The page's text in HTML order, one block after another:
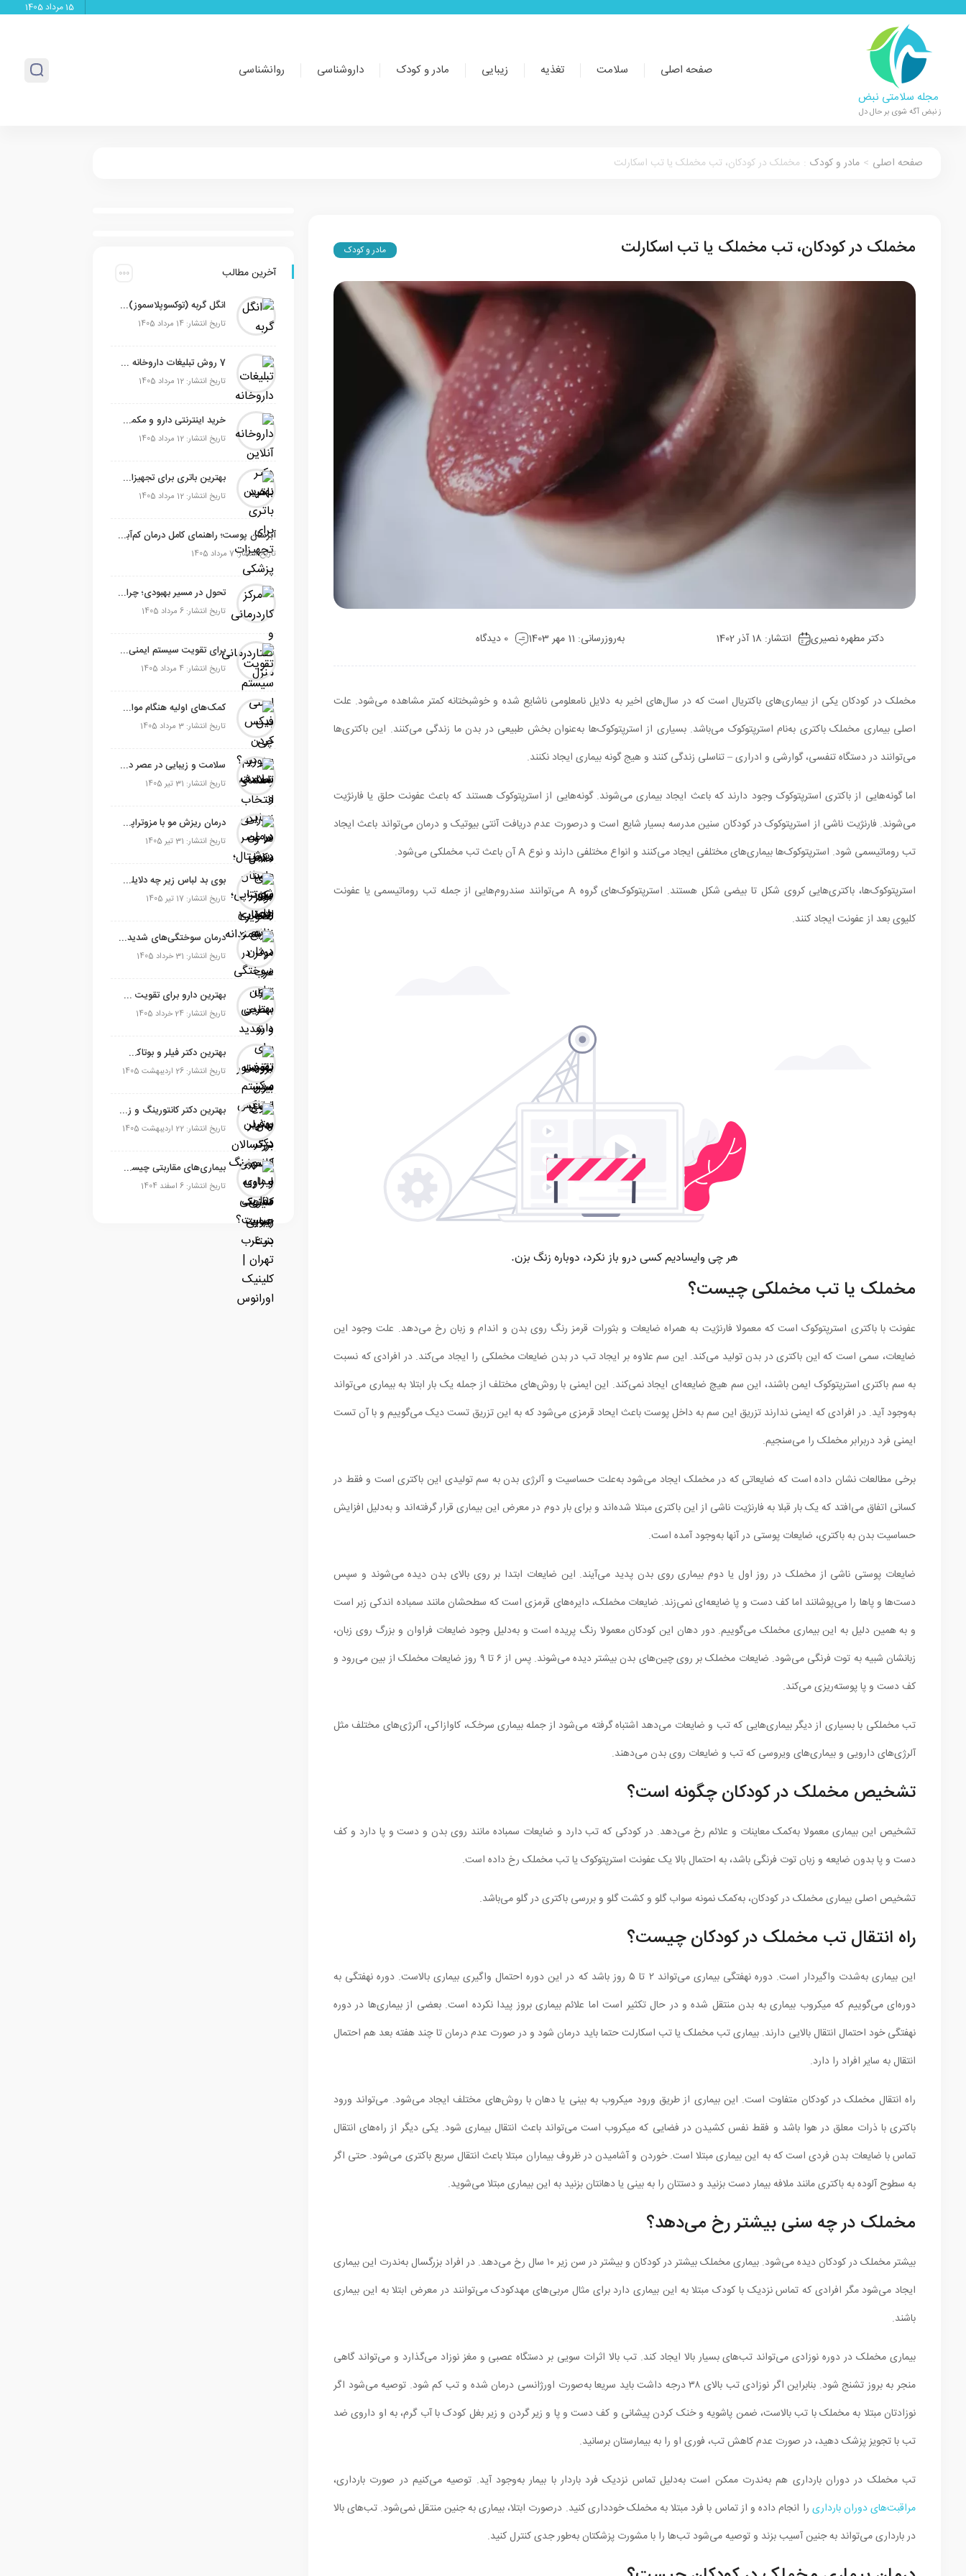
15 مرداد 1405
مجله سلامتی نبض
ز نبض آگه شوی بر حال دل
صفحه اصلی سلامت تغذیه زیبایی مادر و کودک داروشناسی روانشناسی
صفحه اصلی > مادر و کودک : مخملک در کودکان، تب مخملک یا تب اسکارلت
مخملک در کودکان، تب مخملک یا تب اسکارلت مادر و کودک
دکتر مطهره نصیری انتشار: 18 آذر 1402 به‌روزرسانی: 11 مهر 1403 0 دیدگاه
مخملک در کودکان یکی از بیماری‌های باکتریال است که در سال‌های اخیر به دلایل نامعلومی ناشایع شده و خوشبختانه کمتر مشاهده می‌شود. علت
اصلی بیماری مخملک باکتری به‌نام استرپتوکوک می‌باشد. بسیاری از استرپتوکوک‌ها به‌عنوان بخش طبیعی در بدن ما زندگی می‌کنند. این باکتری‌ها
می‌توانند در دستگاه تنفسی، گوارشی و ادراری – تناسلی زندگی کنند و هیج گونه بیماری ایجاد نکنند.
اما گونه‌هایی از باکتری استرپتوکوک وجود دارند که باعث ایجاد بیماری می‌شوند. گونه‌هایی از استرپتوکوک هستند که باعث عفونت حلق یا فارنژیت
می‌شوند. فارنژیت ناشی از استرپتوکوک در کودکان سنین مدرسه بسیار شایع است و درصورت عدم دریافت آنتی بیوتیک و درمان می‌تواند باعث ایجاد
تب روماتیسمی شود. استرپتوکوک‌ها بیماری‌های مختلفی ایجاد می‌کنند و انواع مختلفی دارند و نوع A آن باعث تب مخملکی می‌شود.
استرپتوکوک‌ها، باکتری‌هایی کروی شکل تا بیضی شکل هستند. استرپتوکوک‌های گروه A می‌توانند سندروم‌هایی از جمله تب روماتیسمی یا عفونت
کلیوی بعد از عفونت ایجاد کنند.
مخملک یا تب مخملکی چیست؟
عفونت با باکتری استرپتوکوک است که معمولا فارنژیت به همراه ضایعات و بثورات قرمز رنگ روی بدن و اندام و زبان رخ می‌دهد. علت وجود این
ضایعات، سمی است که این باکتری در بدن تولید می‌کند. این سم علاوه بر ایجاد تب در بدن ضایعات مخملکی را ایجاد می‌کند. در افرادی که نسبت
به سم باکتری استرپتوکوک ایمن باشند، این سم هیچ ضایعه‌ای ایجاد نمی‌کند. این ایمنی با روش‌های مختلف از جمله یک بار ابتلا به بیماری می‌تواند
به‌وجود آید‌. در افرادی که ایمنی ندارند تزریق این سم به داخل پوست باعث ایحاد قرمزی می‌شود که به این تزریق تست دیک می‌گوییم و با آن تست
ایمنی فرد دربرابر مخملک را می‌سنجیم.
برخی مطالعات نشان داده است که ضایعاتی که در مخملک ایجاد می‌شود به‌علت حساسیت و آلرژی بدن به سم تولیدی این باکتری است و فقط در
کسانی اتفاق می‌افتد که یک بار قبلا به فارنژیت ناشی از این باکتری مبتلا شده‌اند و برای بار دوم در معرض این بیماری قرار گرفته‌اند و به‌دلیل افزایش
حساسیت بدن به باکتری، ضایعات پوستی در آنها به‌وجود آمده است.
ضایعات پوستی ناشی از مخملک در روز اول یا دوم بیماری روی بدن پدید می‌آیند. ‌این ضایعات ابتدا بر روی بالای بدن دیده می‌شوند و سپس
دست‌ها و پاها را می‌پوشانند اما کف دست و پا ضایعه‌ای نمی‌زند. ضایعات مخملک، دایره‌های قرمزی است که سطحشان مانند سمباده اندکی زبر است
و به همین دلیل به این بیماری مخملک می‌گوییم. دور دهان این کودکان معمولا رنگ پریده است و به‌دلیل وجود ضایعات فراوان و بزرگ روی زبان،
زبانشان شبیه به توت فرنگی می‌شود. ضایعات مخملک بر روی چین‌های بدن بیشتر دیده می‌شوند. پس از ۶ تا ۹ روز ضایعات مخملک از بین می‌رود و
کف دست و پا پوسته‌ریزی می‌کند.
تب مخملکی با بسیاری از دیگر بیماری‌هایی که تب و ضایعات می‌دهد اشتباه گرفته می‌شود از جمله بیماری سرخک، کاوازاکی، آلرژی‌های مختلف مثل
آلرژی‌های دارویی و بیماری‌های ویروسی که تب و ضایعات روی بدن می‌دهند.
تشخیص مخملک در کودکان چگونه است؟
تشخیص این بیماری معمولا به‌کمک معاینات و علائم رخ می‌دهد. در کودکی که تب دارد و ضایعات سمباده مانند روی بدن و دست و پا دارد و کف
دست و پا بدون ضایعه و زبان توت فرنگی باشد، به احتمال بالا یک عفونت استرپتوکوک یا تب مخملک رخ داده است.
تشخیص اصلی بیماری مخملک در کودکان، به‌کمک نمونه سواب گلو و کشت گلو و بررسی باکتری در گلو می‌باشد.
راه انتقال تب مخملک در کودکان چیست؟
این بیماری به‌شدت واگیردار است. دوره نهفتگی بیماری می‌تواند ۲ تا ۵ روز باشد که در این دوره احتمال واگیری بیماری بالاست. دوره نهفتگی به
دوره‌ای می‌گوییم که میکروب بیماری به بدن منتقل شده و در حال تکثیر است اما علائم بیماری بروز پیدا نکرده است‌. بعضی از بیماری‌ها در دوره
نهفتگی خود احتمال انتقال بالایی دارند. بیماری تب مخملک یا تب اسکارلت حتما باید درمان شود و در صورت عدم درمان تا چند هفته بعد هم احتمال
انتقال به سایر افراد را دارد.
راه انتقال مخملک در کودکان متفاوت است. این بیماری از طریق ورود میکروب به بینی یا دهان با روش‌های مختلف ایجاد می‌شود. می‌تواند ورود
باکتری با ذرات معلق در هوا باشد و فقط نفس کشیدن در فضایی که میکروب است می‌تواند باعث انتقال بیماری شود. یکی دیگر از راه‌های انتقال
تماس با ضایعات بدن فردی است که به این بیماری مبتلا است‌. خوردن و آشامیدن در ظروف بیماران مبتلا باعث انتقال سریع باکتری می‌شود. حتی اگر
به سطوح آلوده به باکتری مانند ملافه بیمار دست بزنید و دستتان را به بینی یا دهانتان بزنید به این بیماری مبتلا می‌شوید.
مخملک در چه سنی بیشتر رخ می‌دهد؟
بیشتر مخملک در کودکان دیده می‌شود. بیماری مخملک بیشتر در کودکان و بیشتر در سن زیر ۱۰ سال رخ می‌دهد. در افراد بزرگسال به‌ندرت این بیماری
ایجاد می‌شود مگر افرادی که تماس نزدیک با کودک مبتلا به این بیماری دارد برای مثال مربی‌های مهدکودک می‌توانند در معرض ابتلا به این بیماری
باشند.
بیماری مخملک در دوره نوزادی می‌تواند تب‌های بسیار بالا ایجاد کند. تب بالا اثرات سویی بر دستگاه عصبی و مغز نوزاد می‌گذارد و می‌تواند گاهی
منجر به بروز تشنج شود. بنابراین اگر نوزادی تب بالای ۳۸ درجه داشت باید سریعا به‌صورت اورژانسی درمان شده و تب کم شود. توصیه می‌شود اگر
نوزادتان مبتلا به مخملک با تب بالاست، ضمن پاشویه و خنک کردن پیشانی و کف دست و پا و زیر گردن و زیر بغل کودک با آب گرم، به او داروی ضد
تب با تجویز پزشک دهید، در صورت عدم کاهش تب، فوری او را به بیمارستان برسانید.
تب مخملک در دوران بارداری هم به‌ندرت ممکن است به‌دلیل تماس نزدیک فرد باردار با بیمار به‌وجود آید. توصیه می‌کنیم در صورت بارداری،
مراقبت‌های دوران بارداری را انجام داده و از تماس با فرد مبتلا به مخملک خودداری کنید. درصورت ابتلا، بیماری به جنین منتقل نمی‌شود. تب‌های بالا
در بارداری می‌تواند به جنین آسیب بزند و توصیه می‌شود تب‌ها را با مشورت پزشکتان به‌طور جدی کنترل کنید.
آخرین مطالب
انگل گربه (توکسوپلاسموز) چیست؟ علائم، تشخیص، درمان و ۶ راه‌ پیشگیری
تاریخ انتشار: 14 مرداد 1405
7 روش تبلیغات داروخانه + [10 نمونه متن تبلیغ داروخانه]
تاریخ انتشار: 12 مرداد 1405
خرید اینترنتی دارو و مکمل ؛ راهنمای انتخاب داروخانه آنلاین معتبر
تاریخ انتشار: 12 مرداد 1405
بهترین باتری برای تجهیزات پزشکی؛ چگونه انتخاب درست، امنیت و عملکرد دستگاه را تضمین می‌کند؟
تاریخ انتشار: 12 مرداد 1405
آبرسان پوست؛ راهنمای کامل درمان کم‌آبی و حفظ رطوبت پوست
تاریخ انتشار: 7 مرداد 1405
تحول در مسیر بهبودی؛ چرا توانبخشی در منزل انتخابی هوشمندانه است؟
تاریخ انتشار: 6 مرداد 1405
برای تقویت سیستم ایمنی بدن چی بخوریم؟ راهنمای انتخاب خوراکی‌ها و مکمل‌های موثر
تاریخ انتشار: 4 مرداد 1405
کمک‌های اولیه هنگام مواجهه با مصدوم؛ ۱۰ نکته کلیدی برای نجات‌ مصدوم
تاریخ انتشار: 3 مرداد 1405
سلامت و زیبایی در عصر دیجیتال؛ داستان یک انتخاب هوشمندانه
تاریخ انتشار: 31 تیر 1405
درمان ریزش مو با مزوتراپی؛ راهکاری سریع و موثر در غرب تهران
تاریخ انتشار: 31 تیر 1405
بوی بد لباس زیر چه دلایلی دارد؟ چطور برطرف می شود؟
تاریخ انتشار: 17 تیر 1405
درمان سوختگی‌های شدید بدون ترس از جراحی و پیوند پوست
تاریخ انتشار: 31 خرداد 1405
بهترین دارو برای تقویت سیستم ایمنی بدن بزرگسالان
تاریخ انتشار: 24 خرداد 1405
بهترین دکتر فیلر و بوتاکس در اصفهان معرفی شد!
تاریخ انتشار: 26 اردیبهشت 1405
بهترین دکتر کانتورینگ و زاویه سازی صورت در غرب تهران
تاریخ انتشار: 22 اردیبهشت 1405
بیماری‌های مقاربتی چیست؟ انواع، علائم و درمان آن
تاریخ انتشار: 6 اسفند 1404